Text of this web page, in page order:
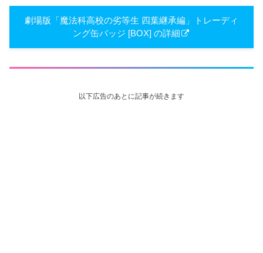
劇場版「魔法科高校の劣等生 四葉継承編」トレーディ
ング缶バッジ [BOX] の詳細
以下広告のあとに記事が続きます